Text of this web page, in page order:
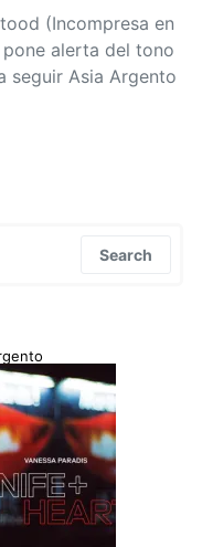
(Incompresa en
alerta del tono
seguir Asia Argento
Search